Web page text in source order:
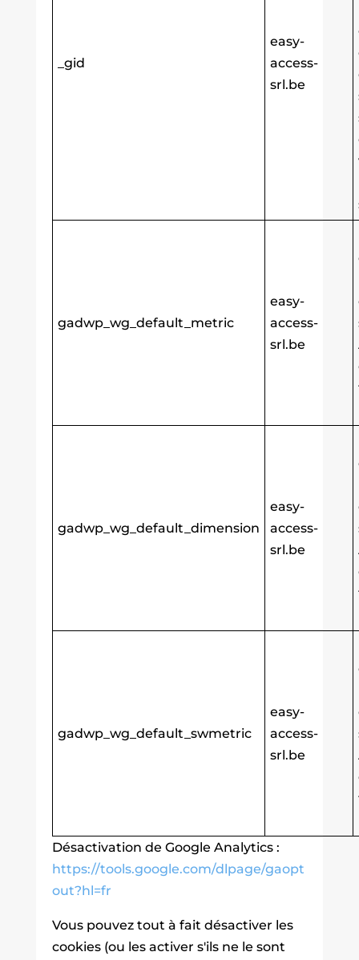
_gid
easy-
access-
srl.be
gadwp_wg_default_metric
easy-
access-
srl.be
gadwp_wg_default_dimension
easy-
access-
srl.be
gadwp_wg_default_swmetric
easy-
access-
srl.be
Désactivation de Google Analytics :
https://tools.google.com/dlpage/gaopt
out?hl=fr
Vous pouvez tout à fait désactiver les
cookies (ou les activer s'ils ne le sont